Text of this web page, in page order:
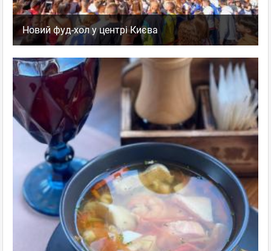
Новий фуд-хол у центрі Києва